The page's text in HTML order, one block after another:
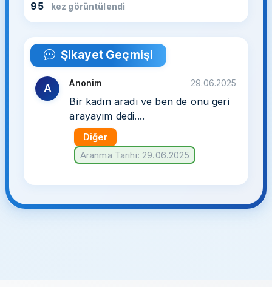
95
kez görüntülendi
Şikayet Geçmişi
A Anonim 29.06.2025
Bir kadın aradı ve ben de onu geri
arayayım dedi....
Diğer
Aranma Tarihi: 29.06.2025